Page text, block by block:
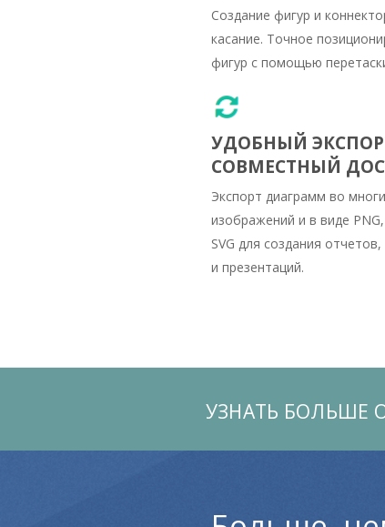
Создание фигур и
касание. Точное
фигур с помощью
УДОБНЫЙ
СОВМЕСТНЫЙ
Экспорт диаграмм во
изображений и в виде PNG,
SVG для создания
и презентаций.
УЗНАТЬ БОЛЬШЕ